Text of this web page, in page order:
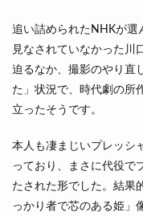
追い詰められたNHKが選
見なされていなかった川
迫るなか、撮影のやり直
た」状況で、時代劇の所
立ったそうです。
本人も凄まじいプレッシ
っており、まさに代役で
たされた形でした。結果
っかり者で芯のある姫」